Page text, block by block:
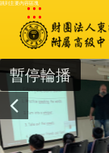
跳到主要內容區塊
:::
暫停輪播